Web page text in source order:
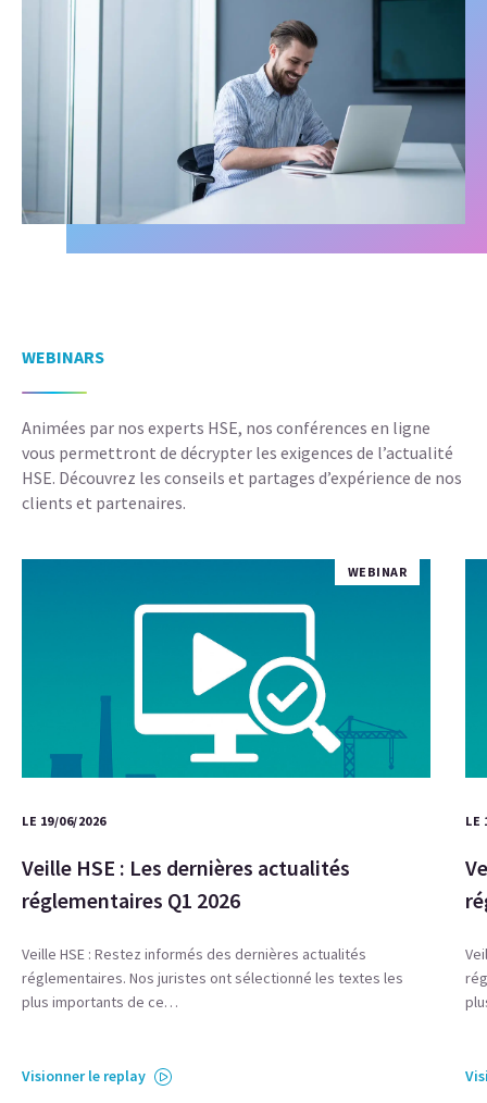
WEBINARS
Animées par nos experts HSE, nos conférences en ligne
vous permettront de décrypter les exigences de l’actualité
HSE. Découvrez les conseils et partages d’expérience de nos
clients et partenaires.
WEBINAR
LE 19/06/2026
Veille HSE : Les dernières actualités
réglementaires Q1 2026
Veille HSE : Restez informés des dernières actualités
réglementaires. Nos juristes ont sélectionné les textes les
plus importants de ce…
Visionner le replay
LE